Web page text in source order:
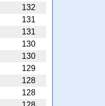
132
131
131
130
130
129
128
128